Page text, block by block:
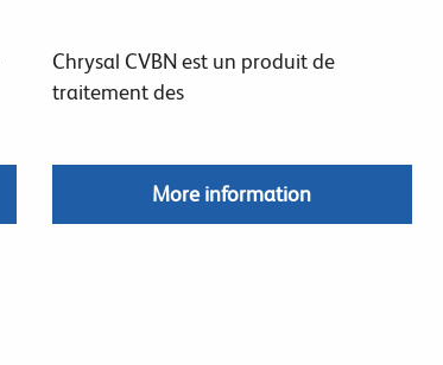
Chrysal CVBN est un produit de
traitement des
More information